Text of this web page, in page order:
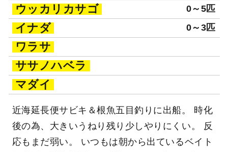
ウッカリカサゴ 0～5匹
イナダ 0～3匹
ワラサ
ササノハベラ
マダイ
近海延長便サビキ＆根魚五目釣りに出船。 時化
後の為、大きいうねり残り少しやりにくい。 反
応もまだ弱い。 いつもは朝から出ているベイト